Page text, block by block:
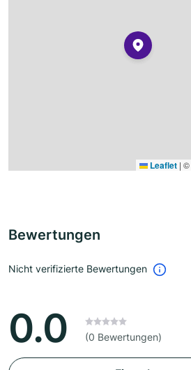
Leaflet | ©
Bewertungen
Nicht verifizierte Bewertungen
0.0 (0 Bewertungen)